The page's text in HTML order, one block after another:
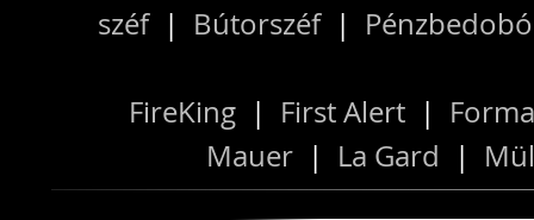
széf| Bútorszéf|
FireKing | First Alert |
Mauer | La Gard |